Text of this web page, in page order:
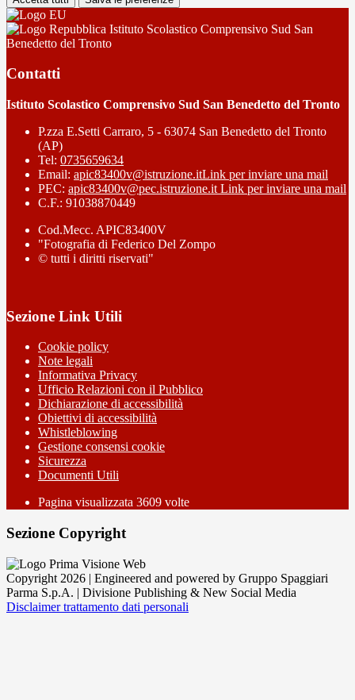
Istituto Scolastico Comprensivo Sud San
Benedetto del Tronto
Contatti
Istituto Scolastico Comprensivo Sud San Benedetto del Tronto
P.zza E.Setti Carraro, 5 - 63074 San Benedetto del Tronto
(AP)
Tel: 0735659634
Email: apic83400v@istruzione.itLink per inviare una mail
PEC: apic83400v@pec.istruzione.it Link per inviare una mail
C.F.: 91038870449
Cod.Mecc. APIC83400V
"Fotografia di Federico Del Zompo
© tutti i diritti riservati"
Sezione Link Utili
Cookie policy
Note legali
Informativa Privacy
Ufficio Relazioni con il Pubblico
Dichiarazione di accessibilità
Obiettivi di accessibilità
Whistleblowing
Gestione consensi cookie
Sicurezza
Documenti Utili
Pagina visualizzata 3609 volte
Sezione Copyright
Copyright 2026 | Engineered and powered by Gruppo Spaggiari
Parma S.p.A. | Divisione Publishing & New Social Media
Disclaimer trattamento dati personali